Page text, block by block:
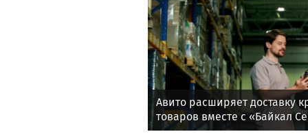
Авито расширяет доставку
товаров вместе с «Байкал